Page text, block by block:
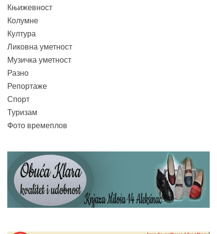
Књижевност
Колумне
Култура
Ликовна уметност
Музичка уметност
Разно
Репортаже
Спорт
Туризам
Фото времеплов